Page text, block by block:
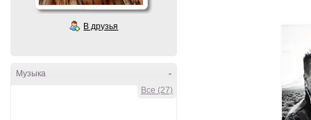
В друзья
-
Музыка
Все (27)